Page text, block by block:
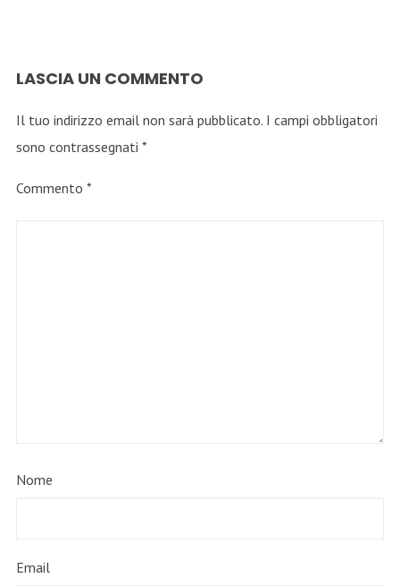
LASCIA UN COMMENTO
Il tuo indirizzo email non sarà pubblicato. I campi obbligatori
sono contrassegnati *
Commento *
Nome
Email